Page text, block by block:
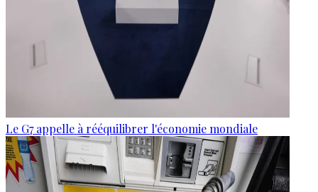
Le G7 appelle à rééquilibrer l'économie mondiale